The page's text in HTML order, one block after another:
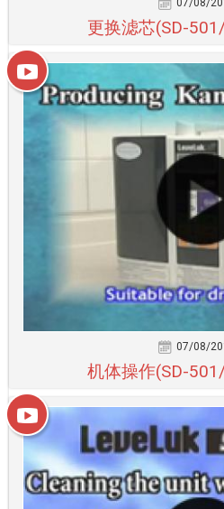
更换滤芯(SD-
07/08/
机体操作(SD-